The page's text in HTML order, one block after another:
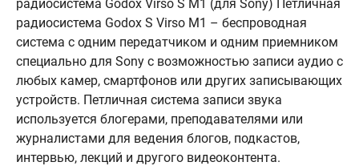
радиосистема Godox Virso S M1 (для Sony) Петличная
радиосистема Godox S Virso M1 – беспроводная
система с одним передатчиком и одним приемником
специально для Sony с возможностью записи аудио с
любых камер, смартфонов или других записывающих
устройств. Петличная система записи звука
используется блогерами, преподавателями или
журналистами для ведения блогов, подкастов,
интервью, лекций и другого видеоконтента.